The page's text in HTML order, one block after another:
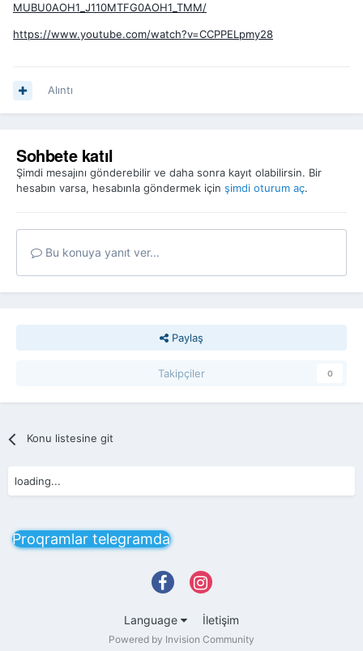
MUBU0AOH1_J110MTFG0AOH1_TMM/
https://www.youtube.com/watch?v=CCPPELpmy28
Alıntı
Sohbete katıl
Şimdi mesajını gönderebilir ve daha sonra kayıt olabilirsin. Bir
hesabın varsa, hesabınla göndermek için şimdi oturum aç.
Bu konuya yanıt ver...
Paylaş
Takipçiler 0
Konu listesine git
loading...
Proqramlar telegramda
Language İletişim
Powered by Invision Community